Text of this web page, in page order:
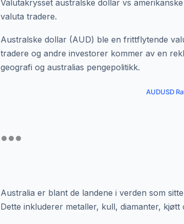
Valutakrysset australske dollar vs
valuta tradere.
Australske dollar (AUD) ble en frittflytende
tradere og andre investorer kommer av en
geografi og australias pengepolitikk.
AUDUSD
Australia er blant de landene i verden som
Dette inkluderer metaller, kull, diamanter, kjøtt